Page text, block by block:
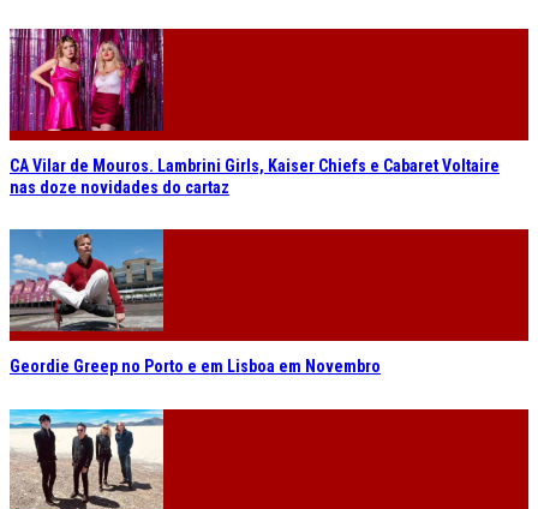
CA Vilar de Mouros. Lambrini Girls, Kaiser Chiefs e Cabaret Voltaire
nas doze novidades do cartaz
Geordie Greep no Porto e em Lisboa em Novembro